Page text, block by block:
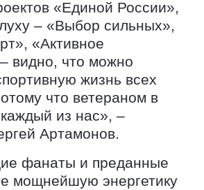
«Единой России»,
– «Выбор сильных»,
«Активное
видно, что можно
жизнь всех
что ветераном в
каждый из нас», –
Артамонов.
фанаты и преданные
мощнейшую энергетику